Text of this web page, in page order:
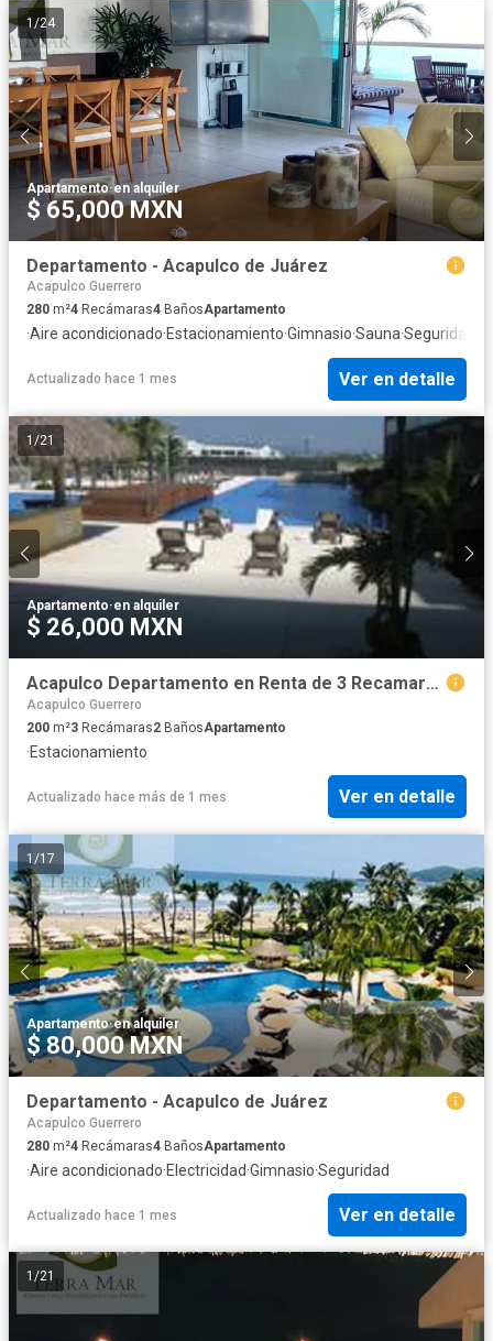
1 /24
Apartamento·en alquiler
$ 65,000 MXN
Departamento - Acapulco de Juárez
Acapulco Guerrero
280 m²4 Recámaras4 BañosApartamento
·Aire acondicionado·Estacionamiento·Gimnasio·Sauna·Seguridad
Actualizado hace 1 mes Ver en detalle
1 /21
Apartamento·en alquiler
$ 26,000 MXN
Acapulco Departamento en Renta de 3 Recamaras
Acapulco Guerrero
200 m²3 Recámaras2 BañosApartamento
·Estacionamiento
Actualizado hace más de 1 mes Ver en detalle
1 /17
Apartamento·en alquiler
$ 80,000 MXN
Departamento - Acapulco de Juárez
Acapulco Guerrero
280 m²4 Recámaras4 BañosApartamento
·Aire acondicionado·Electricidad·Gimnasio·Seguridad
Actualizado hace 1 mes Ver en detalle
1 /21